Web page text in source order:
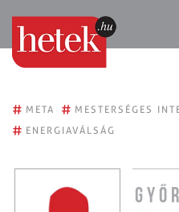
# META # MESTERSÉGES
# ENERGIAVÁLSÁG